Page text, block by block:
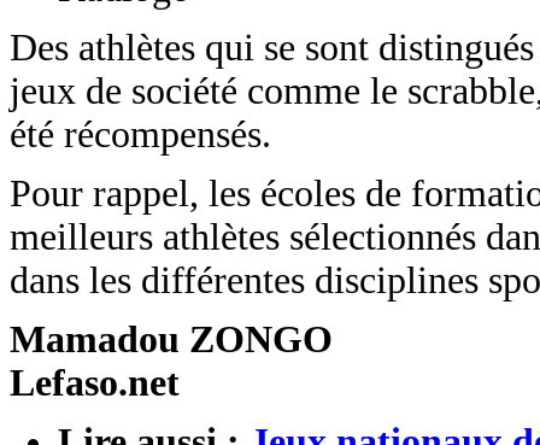
Des athlètes qui se sont
jeux de société comme le
été récompensés.
Pour rappel, les écoles de
meilleurs athlètes sélectionnés
dans les différentes disciplines
Mamadou ZONGO
Lefaso.net